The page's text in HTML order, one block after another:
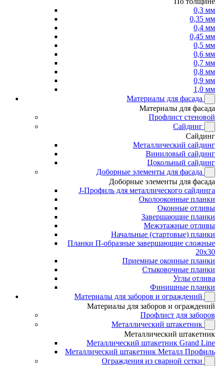
0,3 мм
0,35 мм
0,4 мм
0,45 мм
0,5 мм
0,6 мм
0,7 мм
0,8 мм
0,9 мм
1,0 мм
Материалы для фасада
Материалы для фасада
Профлист стеновой
Сайдинг
Сайдинг
Металлический сайдинг
Виниловый сайдинг
Цокольный сайдинг
Доборные элементы для фасада
Доборные элементы для фасада
J-Профиль для металлического сайдинга
Околооконные планки
Оконные отливы
Завершающие планки
Межэтажные отливы
Начальные (стартовые) планки
Планки П-образные завершающие сложные
20x30
Приемные оконные планки
Стыковочные планки
Углы отлива
Финишные планки
Материалы для заборов и ограждений
Материалы для заборов и ограждений
Профлист для заборов
Металлический штакетник
Металлический штакетник
Металлический штакетник Grand Line
Металлический штакетник Металл Профиль
Ограждения из сварной сетки